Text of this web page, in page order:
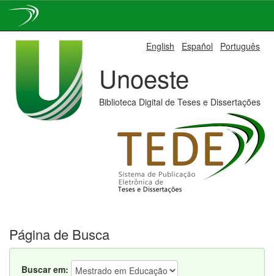
English Español Português
Unoeste
Biblioteca Digital de Teses e Dissertações
Página de Busca
Buscar em: